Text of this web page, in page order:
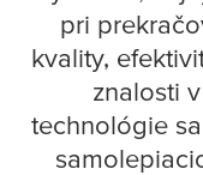
pri
kvality,
znalosti
technológie